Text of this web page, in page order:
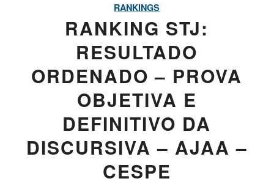
RANKINGS
RANKING STJ:
RESULTADO
ORDENADO – PROVA
OBJETIVA E
DEFINITIVO DA
DISCURSIVA – AJAA –
CESPE